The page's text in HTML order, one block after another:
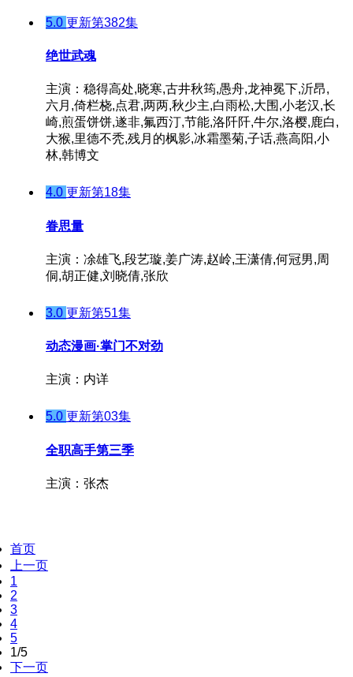
5.0 更新第382集
绝世武魂
主演：稳得高处,晓寒,古井秋筠,愚舟,龙神冕下,沂昂,
六月,倚栏桡,点君,两两,秋少主,白雨松,大围,小老汉,长
崎,煎蛋饼饼,遂非,氟西汀,节能,洛阡阡,牛尔,洛樱,鹿白,
大猴,里德不秃,残月的枫影,冰霜墨菊,子话,燕高阳,小
林,韩博文
4.0 更新第18集
眷思量
主演：凃雄飞,段艺璇,姜广涛,赵岭,王潇倩,何冠男,周
侗,胡正健,刘晓倩,张欣
3.0 更新第51集
动态漫画·掌门不对劲
主演：内详
5.0 更新第03集
全职高手第三季
主演：张杰
首页
上一页
1
2
3
4
5
1/5
下一页